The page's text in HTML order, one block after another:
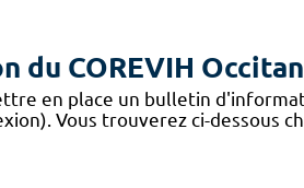
COREVIH
en place un bulletin
Vous trouverez ci-dessous